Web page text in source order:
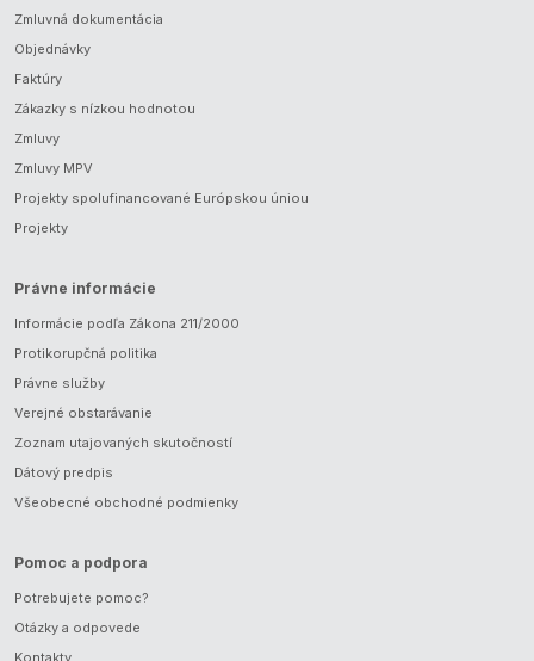
Zmluvná dokumentácia
Objednávky
Faktúry
Zákazky s nízkou hodnotou
Zmluvy
Zmluvy MPV
Projekty spolufinancované Európskou úniou
Projekty
Právne informácie
Informácie podľa Zákona 211/2000
Protikorupčná politika
Právne služby
Verejné obstarávanie
Zoznam utajovaných skutočností
Dátový predpis
Všeobecné obchodné podmienky
Pomoc a podpora
Potrebujete pomoc?
Otázky a odpovede